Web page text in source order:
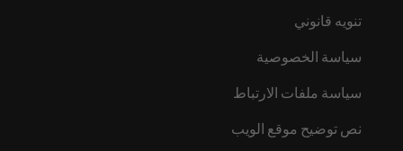
تنويه قانوني
سياسة الخصوصية
سياسة ملفات الارتباط
نص توضيح موقع الويب